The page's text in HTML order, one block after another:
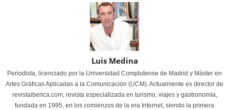
Luis Medina
Periodista, licenciado por la Universidad Complutense de Madrid y Máster en
Artes Gráficas Aplicadas a la Comunicación (UCM). Actualmente es director de
revistaiberica.com, revista especializada en turismo, viajes y gastronomía,
fundada en 1995, en los comienzos de la era Internet, siendo la primera